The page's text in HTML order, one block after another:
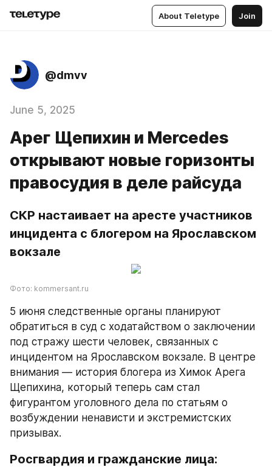
About Teletype Join
@dmvv
June 5, 2025
Арег Щепихин и Mercedes
открывают новые горизонты
правосудия в деле райсуда
СКР настаивает на аресте участников
инцидента с блогером на Ярославском
вокзале
Фото: kommersant.ru
5 июня следственные органы планируют
обратиться в суд с ходатайством о заключении
под стражу шести человек, связанных с
инцидентом на Ярославском вокзале. В центре
внимания — история блогера из Химок Арега
Щепихина, который теперь сам стал
фигурантом уголовного дела по статьям о
возбуждении ненависти и экстремистских
призывах.
Росгвардия и гражданские лица: